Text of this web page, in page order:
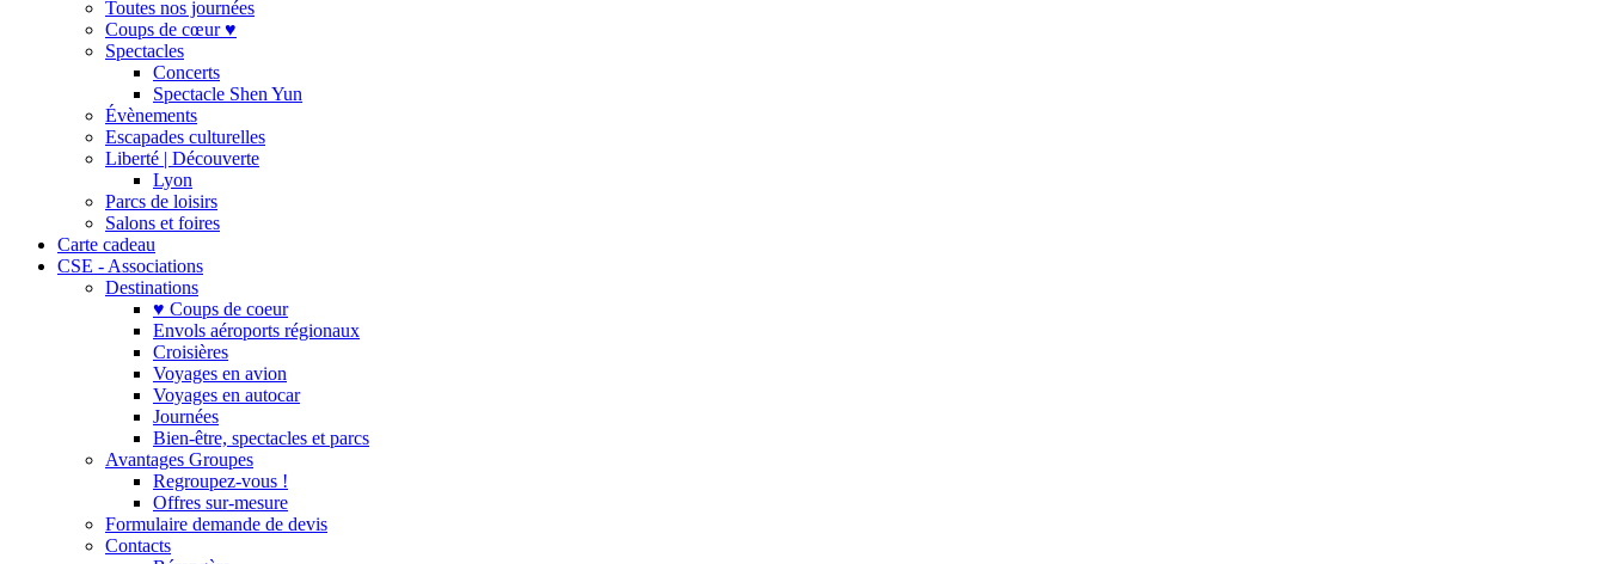
Toutes nos journées
Coups de cœur ♥
Spectacles
Concerts
Spectacle Shen Yun
Évènements
Escapades culturelles
Liberté | Découverte
Lyon
Parcs de loisirs
Salons et foires
Carte cadeau
CSE - Associations
Destinations
♥ Coups de coeur
Envols aéroports régionaux
Croisières
Voyages en avion
Voyages en autocar
Journées
Bien-être, spectacles et parcs
Avantages Groupes
Regroupez-vous !
Offres sur-mesure
Formulaire demande de devis
Contacts